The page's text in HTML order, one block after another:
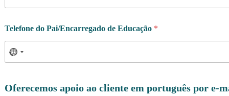
Telefone do Pai/Encarregado de Educação *
Oferecemos apoio ao cliente em português por e-